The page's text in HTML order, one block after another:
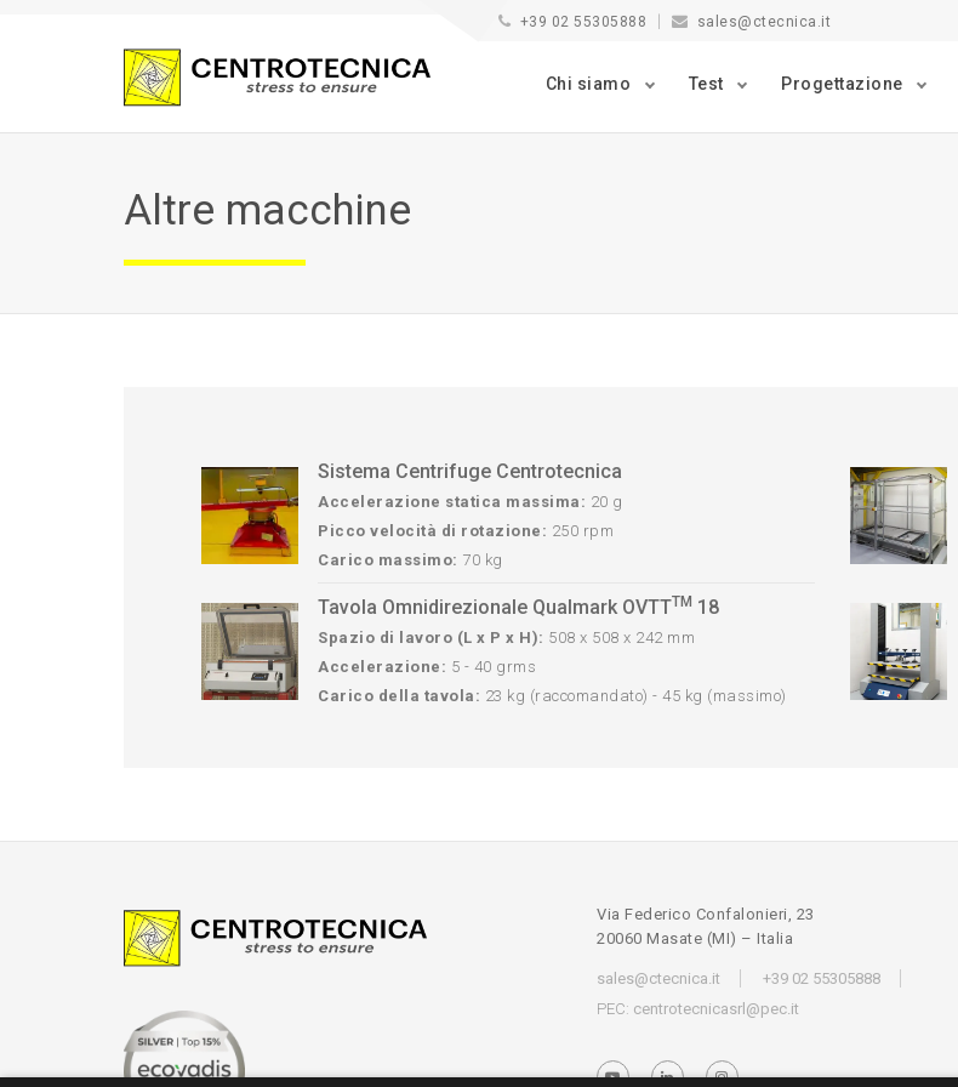
+39 02 55305888 sales@ctecnica.it
Chi siamo Test Progettazione
Altre macchine
Sistema Centrifuge Centrotecnica
Accelerazione statica massima: 20 g
Picco velocità di rotazione: 250 rpm
Carico massimo: 70 kg
Tavola Omnidirezionale Qualmark OVTTTM 18
Spazio di lavoro (L x P x H): 508 x 508 x 242 mm
Accelerazione: 5 - 40 grms
Carico della tavola: 23 kg (raccomandato) - 45 kg (massimo)
Via Federico Confalonieri, 23
20060 Masate (MI) – Italia
sales@ctecnica.it
+39 02 55305888
PEC: centrotecnicasrl@pec.it